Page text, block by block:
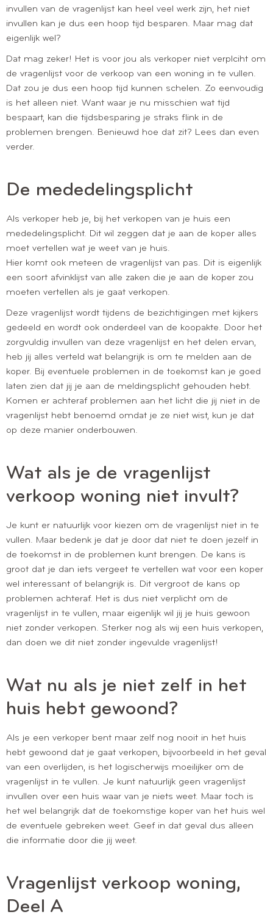
invullen van de vragenlijst kan heel veel werk zijn, het niet
invullen kan je dus een hoop tijd besparen. Maar mag dat
eigenlijk wel?
Dat mag zeker! Het is voor jou als verkoper niet verplciht om
de vragenlijst voor de verkoop van een woning in te vullen.
Dat zou je dus een hoop tijd kunnen schelen. Zo eenvoudig
is het alleen niet. Want waar je nu misschien wat tijd
bespaart, kan die tijdsbesparing je straks flink in de
problemen brengen. Benieuwd hoe dat zit? Lees dan even
verder.
De mededelingsplicht
Als verkoper heb je, bij het verkopen van je huis een
mededelingsplicht. Dit wil zeggen dat je aan de koper alles
moet vertellen wat je weet van je huis.
Hier komt ook meteen de vragenlijst van pas. Dit is eigenlijk
een soort afvinklijst van alle zaken die je aan de koper zou
moeten vertellen als je gaat verkopen.
Deze vragenlijst wordt tijdens de bezichtigingen met kijkers
gedeeld en wordt ook onderdeel van de koopakte. Door het
zorgvuldig invullen van deze vragenlijst en het delen ervan,
heb jij alles verteld wat belangrijk is om te melden aan de
koper. Bij eventuele problemen in de toekomst kan je goed
laten zien dat jij je aan de meldingsplicht gehouden hebt.
Komen er achteraf problemen aan het licht die jij niet in de
vragenlijst hebt benoemd omdat je ze niet wist, kun je dat
op deze manier onderbouwen.
Wat als je de vragenlijst
verkoop woning niet invult?
Je kunt er natuurlijk voor kiezen om de vragenlijst niet in te
vullen. Maar bedenk je dat je door dat niet te doen jezelf in
de toekomst in de problemen kunt brengen. De kans is
groot dat je dan iets vergeet te vertellen wat voor een koper
wel interessant of belangrijk is. Dit vergroot de kans op
problemen achteraf. Het is dus niet verplicht om de
vragenlijst in te vullen, maar eigenlijk wil jij je huis gewoon
niet zonder verkopen. Sterker nog als wij een huis verkopen,
dan doen we dit niet zonder ingevulde vragenlijst!
Wat nu als je niet zelf in het
huis hebt gewoond?
Als je een verkoper bent maar zelf nog nooit in het huis
hebt gewoond dat je gaat verkopen, bijvoorbeeld in het geval
van een overlijden, is het logischerwijs moeilijker om de
vragenlijst in te vullen. Je kunt natuurlijk geen vragenlijst
invullen over een huis waar van je niets weet. Maar toch is
het wel belangrijk dat de toekomstige koper van het huis wel
de eventuele gebreken weet. Geef in dat geval dus alleen
die informatie door die jij weet.
Vragenlijst verkoop woning,
Deel A